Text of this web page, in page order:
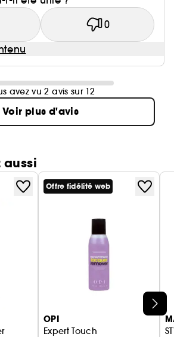
0
avez vu 2 avis sur 12
Voir plus d'avis
aussi
produits
Offre fidélité web
OPI
Expert Touch